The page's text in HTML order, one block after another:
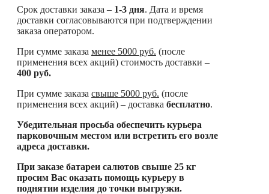
Срок доставки заказа – 1-3 дня. Дата и время
доставки согласовываются при подтверждении
заказа оператором.
При сумме заказа менее 5000 руб. (после
применения всех акций) стоимость доставки –
400 руб.
При сумме заказа свыше 5000 руб. (после
применения всех акций) – доставка бесплатно.
Убедительная просьба обеспечить курьера
парковочным местом или встретить его возле
адреса доставки.
При заказе батареи салютов свыше 25 кг
просим Вас оказать помощь курьеру в
поднятии изделия до точки выгрузки.